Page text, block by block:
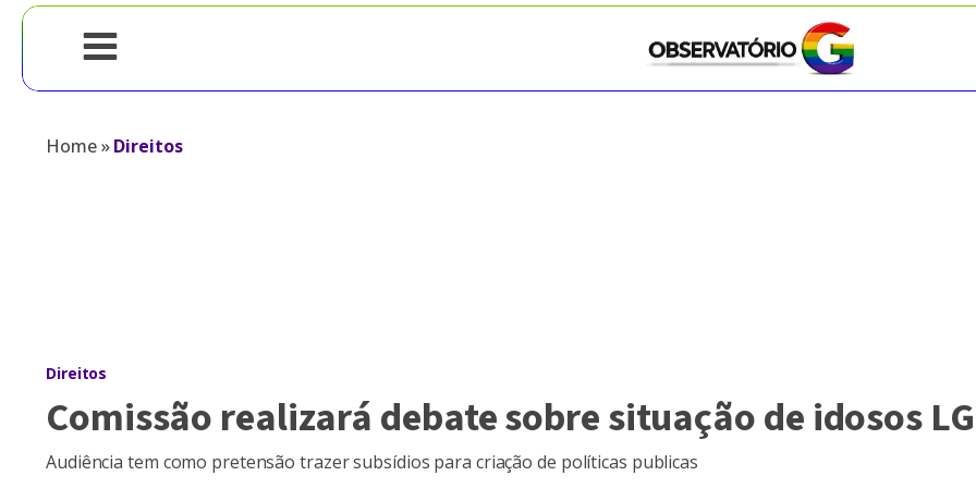
Home»Direitos
Direitos
Comissão realizará debate sobre situação de idosos
Audiência tem como pretensão trazer subsídios para criação de políticas publicas